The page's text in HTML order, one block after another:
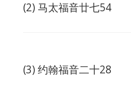
(2) 马太福音廿七54
(3) 约翰福音二十28